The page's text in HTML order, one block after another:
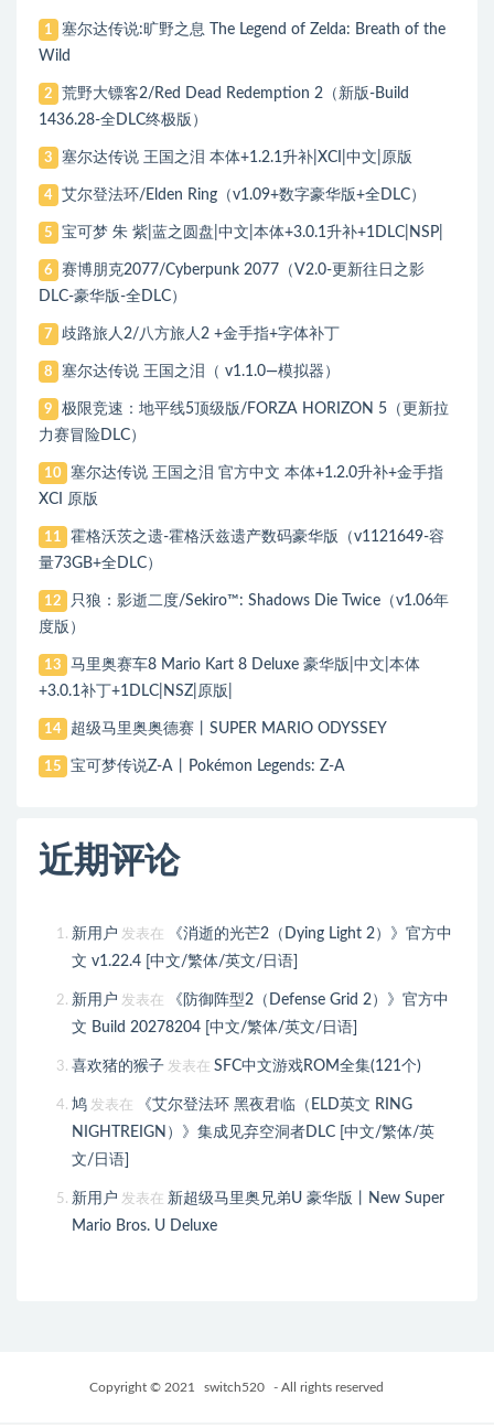
1
塞尔达传说:旷野之息 The Legend of Zelda: Breath of the
Wild
2
荒野大镖客2/Red Dead Redemption 2（新版-Build
1436.28-全DLC终极版）
3 塞尔达传说 王国之泪 本体+1.2.1升补|XCI|中文|原版
4 艾尔登法环/Elden Ring（v1.09+数字豪华版+全DLC）
5 宝可梦 朱 紫|蓝之圆盘|中文|本体+3.0.1升补+1DLC|NSP|
6
赛博朋克2077/Cyberpunk 2077（V2.0-更新往日之影
DLC-豪华版-全DLC）
7 歧路旅人2/八方旅人2 +金手指+字体补丁
8 塞尔达传说 王国之泪（ v1.1.0—模拟器）
9
极限竞速：地平线5顶级版/FORZA HORIZON 5（更新拉
力赛冒险DLC）
10
塞尔达传说 王国之泪 官方中文 本体+1.2.0升补+金手指
XCI 原版
11
霍格沃茨之遗-霍格沃兹遗产数码豪华版（v1121649-容
量73GB+全DLC）
12
只狼：影逝二度/Sekiro™: Shadows Die Twice（v1.06年
度版）
13
马里奥赛车8 Mario Kart 8 Deluxe 豪华版|中文|本体
+3.0.1补丁+1DLC|NSZ|原版|
14 超级马里奥奥德赛丨SUPER MARIO ODYSSEY
15 宝可梦传说Z-A丨Pokémon Legends: Z-A
近期评论
新用户 发表在
《消逝的光芒2（Dying Light 2）》官方中
文 v1.22.4 [中文/繁体/英文/日语]
新用户 发表在
《防御阵型2（Defense Grid 2）》官方中
文 Build 20278204 [中文/繁体/英文/日语]
喜欢猪的猴子 发表在 SFC中文游戏ROM全集(121个)
鸠 发表在
《艾尔登法环 黑夜君临（ELD英文 RING
NIGHTREIGN）》集成见弃空洞者DLC [中文/繁体/英
文/日语]
新用户 发表在 新超级马里奥兄弟U 豪华版丨New Super
Mario Bros. U Deluxe
Copyright © 2021 switch520 - All rights reserved